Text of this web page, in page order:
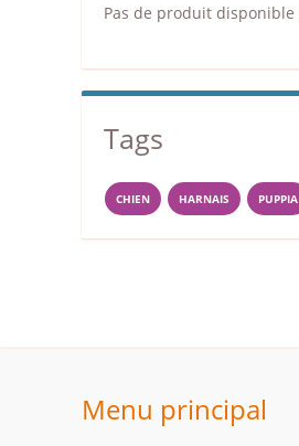
Pas de produit disponible
Tags
CHIEN HARNAIS PUPPIA
Menu principal